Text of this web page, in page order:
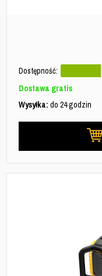
Dostępność:
Dostawa gratis
Wysyłka: do 24 godzin